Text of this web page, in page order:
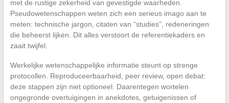
met de rustige zekerheid van gevestigde waarheden.
Pseudowetenschappen weten zich een serieus imago aan te
meten: technische jargon, citaten van “studies”, redeneringen
die beheerst lijken. Dit alles verstoort de referentiekaders en
zaait twijfel.
Werkelijke wetenschappelijke informatie steunt op strenge
protocollen. Reproduceerbaarheid, peer review, open debat:
deze stappen zijn niet optioneel. Daarentegen wortelen
ongegronde overtuigingen in anekdotes, getuigenissen of